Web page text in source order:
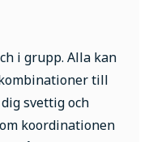
i grupp. Alla kan
till
svettig och
koordinationen